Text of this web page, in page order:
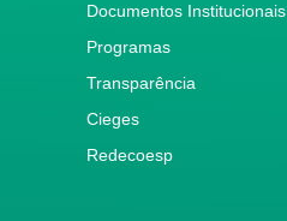
Documentos Institucionais
Programas
Transparência
Cieges
Redecoesp